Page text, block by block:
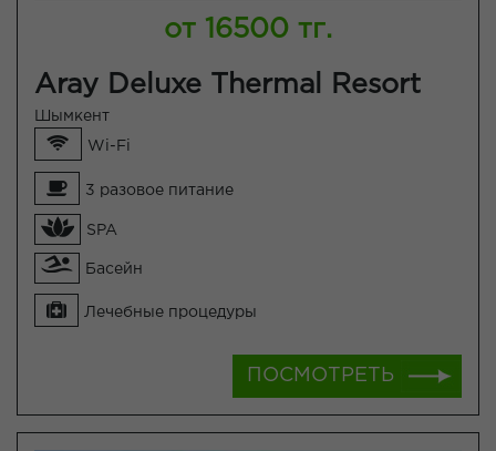
от 16500 тг.
Aray Deluxe Thermal Resort
Шымкент
Wi-Fi
3 разовое питание
SPA
Басейн
Лечебные процедуры
ПОСМОТРЕТЬ